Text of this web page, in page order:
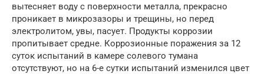
вытесняет воду с поверхности металла, прекрасно
проникает в микрозазоры и трещины, но перед
электролитом, увы, пасует. Продукты коррозии
пропитывает средне. Коррозионные поражения за 12
суток испытаний в камере солевого тумана
отсутствуют, но на 6-е сутки испытаний изменился цвет